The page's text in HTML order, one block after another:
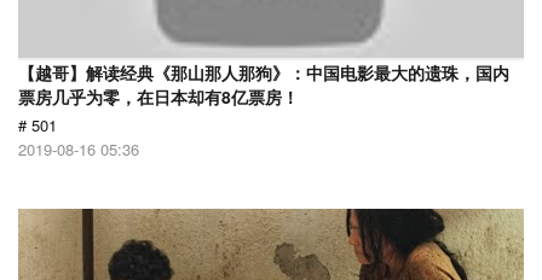
【越哥】解读经典《那山那人那狗》：中国电影最大的遗珠，国内
票房几乎为零，在日本却有8亿票房！
# 501
2019-08-16 05:36